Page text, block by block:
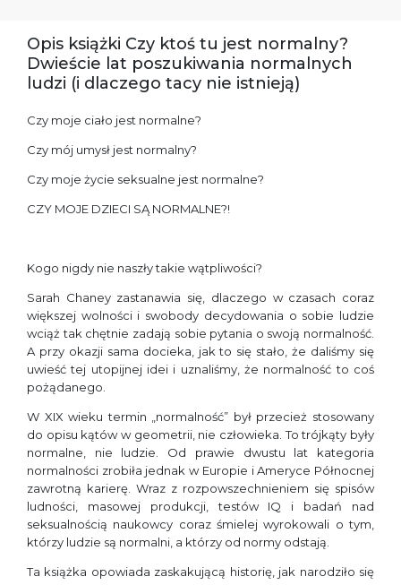
Opis książki Czy ktoś tu jest normalny?
Dwieście lat poszukiwania normalnych
ludzi (i dlaczego tacy nie istnieją)
Czy moje ciało jest normalne?
Czy mój umysł jest normalny?
Czy moje życie seksualne jest normalne?
CZY MOJE DZIECI SĄ NORMALNE?!
Kogo nigdy nie naszły takie wątpliwości?
Sarah Chaney zastanawia się, dlaczego w czasach coraz
większej wolności i swobody decydowania o sobie ludzie
wciąż tak chętnie zadają sobie pytania o swoją normalność.
A przy okazji sama docieka, jak to się stało, że daliśmy się
uwieść tej utopijnej idei i uznaliśmy, że normalność to coś
pożądanego.
W XIX wieku termin „normalność” był przecież stosowany
do opisu kątów w geometrii, nie człowieka. To trójkąty były
normalne, nie ludzie. Od prawie dwustu lat kategoria
normalności zrobiła jednak w Europie i Ameryce Północnej
zawrotną karierę. Wraz z rozpowszechnieniem się spisów
ludności, masowej produkcji, testów IQ i badań nad
seksualnością naukowcy coraz śmielej wyrokowali o tym,
którzy ludzie są normalni, a którzy od normy odstają.
Ta książka opowiada zaskakującą historię, jak narodziło się